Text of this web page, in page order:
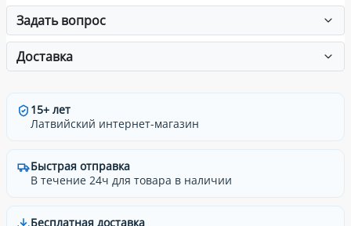
Задать вопрос
Доставка
15+ лет
Латвийский интернет-магазин
Быстрая отправка
В течение 24ч для товара в наличии
Бесплатная доставка